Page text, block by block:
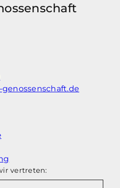
vertreten: